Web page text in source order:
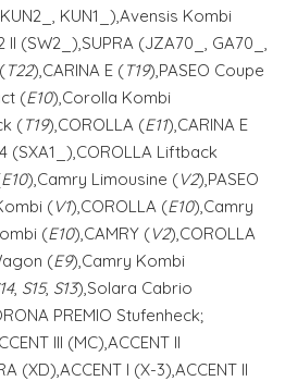
KUN1_),Avensis Kombi
II (SW2_),SUPRA (JZA70_, GA70_,
T22),CARINA E (T19),PASEO Coupe
(E10),Corolla Kombi
(T19),COROLLA (E11),CARINA E
(SXA1_),COROLLA Liftback
E10),Camry Limousine (V2),PASEO
(V1),COROLLA (E10),Camry
(E10),CAMRY (V2),COROLLA
(E9),Camry Kombi
, S15, S13),Solara Cabrio
PREMIO Stufenheck;
III (MC),ACCENT II
(XD),ACCENT I (X-3),ACCENT II